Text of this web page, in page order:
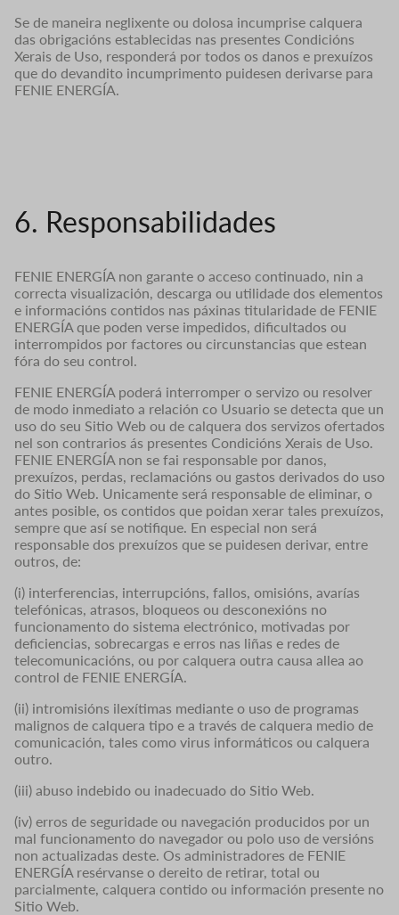
Se de maneira neglixente ou dolosa incumprise calquera
das obrigacións establecidas nas presentes Condicións
Xerais de Uso, responderá por todos os danos e prexuízos
que do devandito incumprimento puidesen derivarse para
FENIE ENERGÍA.
6. Responsabilidades
FENIE ENERGÍA non garante o acceso continuado, nin a
correcta visualización, descarga ou utilidade dos elementos
e informacións contidos nas páxinas titularidade de FENIE
ENERGÍA que poden verse impedidos, dificultados ou
interrompidos por factores ou circunstancias que estean
fóra do seu control.
FENIE ENERGÍA poderá interromper o servizo ou resolver
de modo inmediato a relación co Usuario se detecta que un
uso do seu Sitio Web ou de calquera dos servizos ofertados
nel son contrarios ás presentes Condicións Xerais de Uso.
FENIE ENERGÍA non se fai responsable por danos,
prexuízos, perdas, reclamacións ou gastos derivados do uso
do Sitio Web. Unicamente será responsable de eliminar, o
antes posible, os contidos que poidan xerar tales prexuízos,
sempre que así se notifique. En especial non será
responsable dos prexuízos que se puidesen derivar, entre
outros, de:
(i) interferencias, interrupcións, fallos, omisións, avarías
telefónicas, atrasos, bloqueos ou desconexións no
funcionamento do sistema electrónico, motivadas por
deficiencias, sobrecargas e erros nas liñas e redes de
telecomunicacións, ou por calquera outra causa allea ao
control de FENIE ENERGÍA.
(ii) intromisións ilexítimas mediante o uso de programas
malignos de calquera tipo e a través de calquera medio de
comunicación, tales como virus informáticos ou calquera
outro.
(iii) abuso indebido ou inadecuado do Sitio Web.
(iv) erros de seguridade ou navegación producidos por un
mal funcionamento do navegador ou polo uso de versións
non actualizadas deste. Os administradores de FENIE
ENERGÍA resérvanse o dereito de retirar, total ou
parcialmente, calquera contido ou información presente no
Sitio Web.